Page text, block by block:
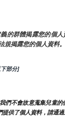
的群體揭露您的個
規揭露您的個人資料。
部分]
們不會故意蒐集兒童的
供了個人資料，請通